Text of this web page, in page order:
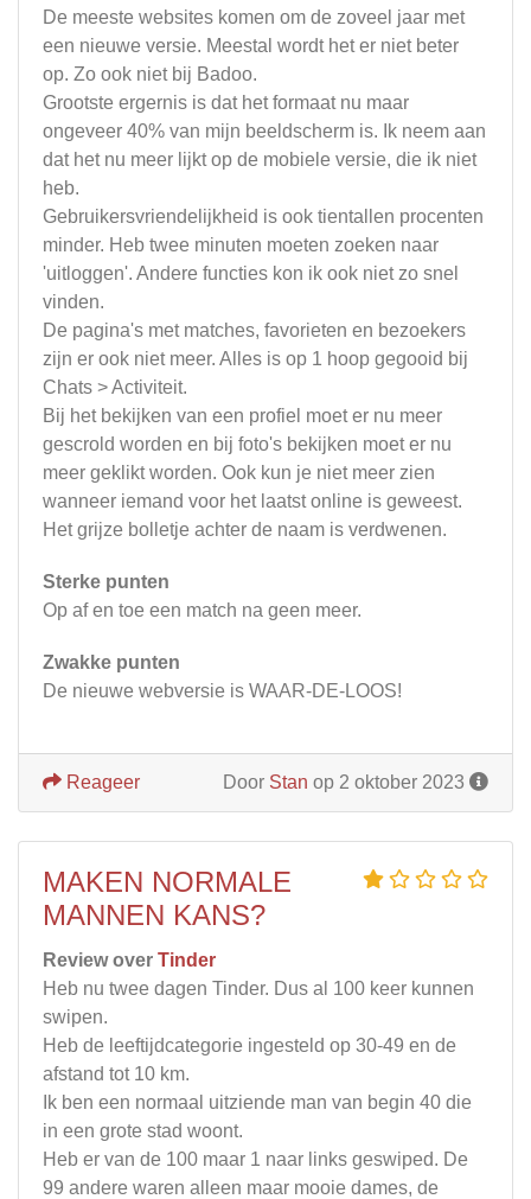
De meeste websites komen om de zoveel jaar met
een nieuwe versie. Meestal wordt het er niet beter
op. Zo ook niet bij Badoo.
Grootste ergernis is dat het formaat nu maar
ongeveer 40% van mijn beeldscherm is. Ik neem aan
dat het nu meer lijkt op de mobiele versie, die ik niet
heb.
Gebruikersvriendelijkheid is ook tientallen procenten
minder. Heb twee minuten moeten zoeken naar
'uitloggen'. Andere functies kon ik ook niet zo snel
vinden.
De pagina's met matches, favorieten en bezoekers
zijn er ook niet meer. Alles is op 1 hoop gegooid bij
Chats > Activiteit.
Bij het bekijken van een profiel moet er nu meer
gescrold worden en bij foto's bekijken moet er nu
meer geklikt worden. Ook kun je niet meer zien
wanneer iemand voor het laatst online is geweest.
Het grijze bolletje achter de naam is verdwenen.
Sterke punten
Op af en toe een match na geen meer.
Zwakke punten
De nieuwe webversie is WAAR-DE-LOOS!
Door Stan op 2 oktober 2023
Reageer
MAKEN NORMALE
MANNEN KANS?
Review over Tinder
Heb nu twee dagen Tinder. Dus al 100 keer kunnen
swipen.
Heb de leeftijdcategorie ingesteld op 30-49 en de
afstand tot 10 km.
Ik ben een normaal uitziende man van begin 40 die
in een grote stad woont.
Heb er van de 100 maar 1 naar links geswiped. De
99 andere waren alleen maar mooie dames, de